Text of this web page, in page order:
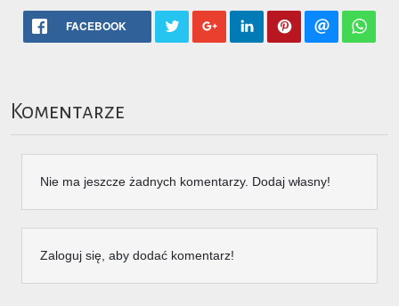
FACEBOOK
Komentarze
Nie ma jeszcze żadnych komentarzy. Dodaj własny!
Zaloguj się, aby dodać komentarz!